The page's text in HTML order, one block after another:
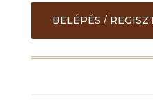
BELÉPÉS /